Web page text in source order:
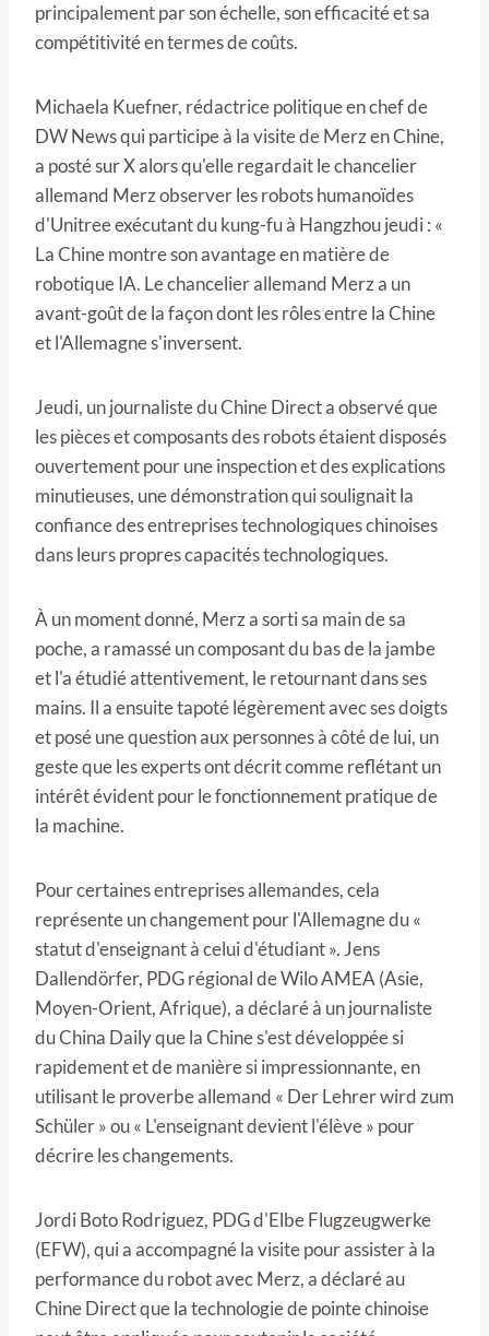
principalement par son échelle, son efficacité et sa
compétitivité en termes de coûts.
Michaela Kuefner, rédactrice politique en chef de
DW News qui participe à la visite de Merz en Chine,
a posté sur X alors qu'elle regardait le chancelier
allemand Merz observer les robots humanoïdes
d'Unitree exécutant du kung-fu à Hangzhou jeudi : «
La Chine montre son avantage en matière de
robotique IA. Le chancelier allemand Merz a un
avant-goût de la façon dont les rôles entre la Chine
et l'Allemagne s'inversent.
Jeudi, un journaliste du Chine Direct a observé que
les pièces et composants des robots étaient disposés
ouvertement pour une inspection et des explications
minutieuses, une démonstration qui soulignait la
confiance des entreprises technologiques chinoises
dans leurs propres capacités technologiques.
À un moment donné, Merz a sorti sa main de sa
poche, a ramassé un composant du bas de la jambe
et l'a étudié attentivement, le retournant dans ses
mains. Il a ensuite tapoté légèrement avec ses doigts
et posé une question aux personnes à côté de lui, un
geste que les experts ont décrit comme reflétant un
intérêt évident pour le fonctionnement pratique de
la machine.
Pour certaines entreprises allemandes, cela
représente un changement pour l'Allemagne du «
statut d'enseignant à celui d'étudiant ». Jens
Dallendörfer, PDG régional de Wilo AMEA (Asie,
Moyen-Orient, Afrique), a déclaré à un journaliste
du China Daily que la Chine s'est développée si
rapidement et de manière si impressionnante, en
utilisant le proverbe allemand « Der Lehrer wird zum
Schüler » ou « L'enseignant devient l'élève » pour
décrire les changements.
Jordi Boto Rodriguez, PDG d'Elbe Flugzeugwerke
(EFW), qui a accompagné la visite pour assister à la
performance du robot avec Merz, a déclaré au
Chine Direct que la technologie de pointe chinoise